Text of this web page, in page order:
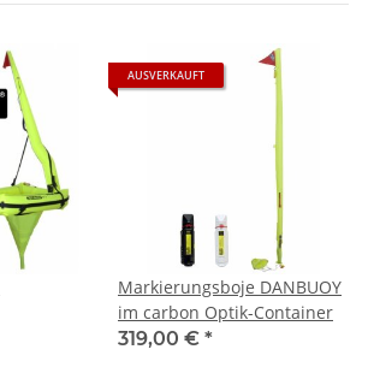
AUSVERKAUFT
Markierungsboje DANBUOY
im carbon Optik-Container
319,00 € *